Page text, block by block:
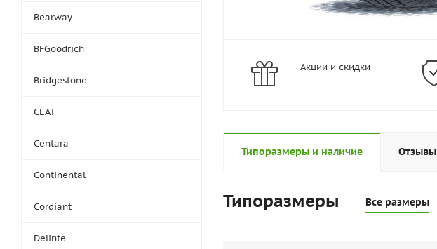
Акции и скидки
Типоразмеры и наличие Отзывы
Типоразмеры Все размеры
Bearway
BFGoodrich
Bridgestone
CEAT
Centara
Continental
Cordiant
Delinte